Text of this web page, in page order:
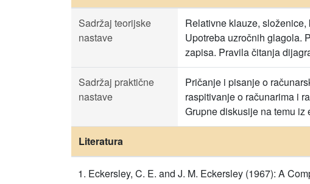
Sadržaj teorijske
nastave
Relativne klauze,
Upotreba uzročnih glagola.
zapisa. Pravila čitanja
Sadržaj praktične
nastave
Pričanje i pisanje o
raspitivanje o računarima i
Grupne diskusije na temu
Literatura
Eckersley, C. E. and J. M. Eckersley (1967): A